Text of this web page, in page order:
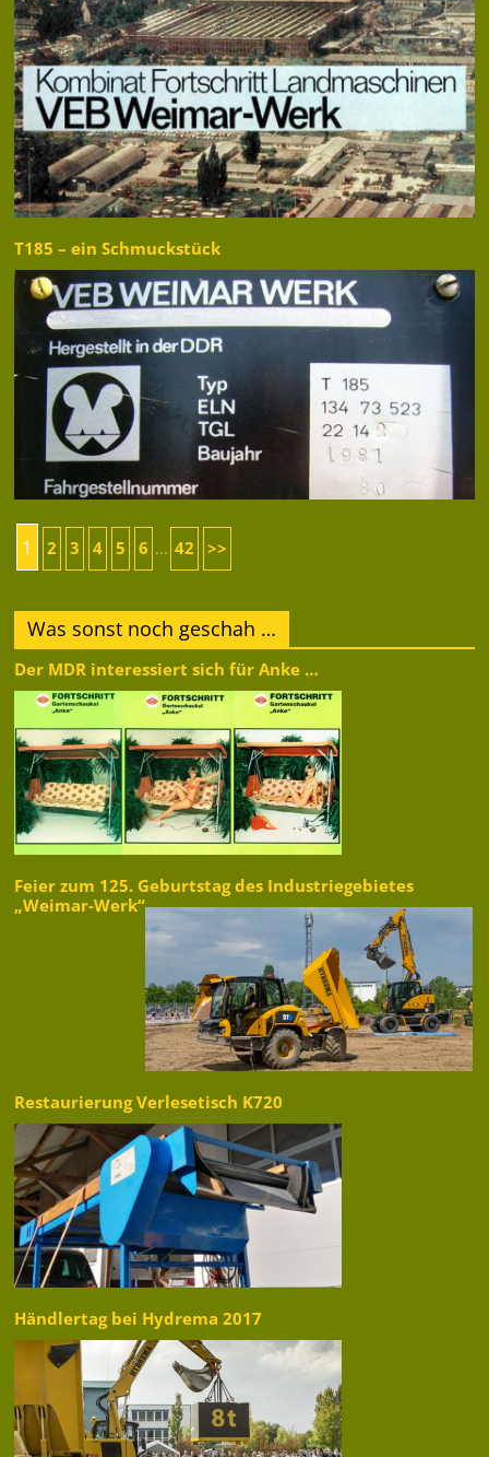
T185 – ein Schmuckstück
1 2 3 4 5 6 ... 42 >>
Was sonst noch geschah …
Der MDR interessiert sich für Anke …
Feier zum 125. Geburtstag des Industriegebietes
„Weimar-Werk“
Restaurierung Verlesetisch K720
Händlertag bei Hydrema 2017